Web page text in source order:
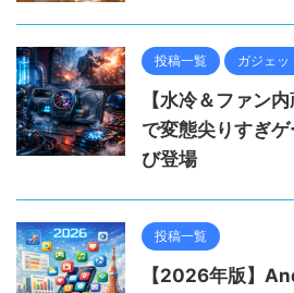
投稿一覧 ガジェッ
【水冷＆ファン
で変態尖りすぎ
び登場
投稿一覧
【2026年版】